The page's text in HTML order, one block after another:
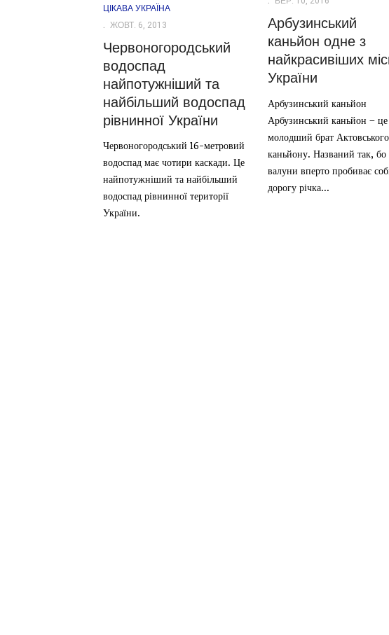
ЦІКАВА УКРАЇНА
ЖОВТ. 6, 2013
Червоногородський
водоспад
найпотужніший та
найбільший водоспад
рівнинної України
Червоногородський 16-метровий
водоспад має чотири каскади. Це
найпотужніший та найбільший
водоспад рівнинної території
України.
Арбузинський
каньйон одне з
найкрасивіших
України
Арбузинський каньйон
Арбузинський каньйон – це
молодший брат Актовського
каньйону. Названий так, бо
валуни вперто пробиває
дорогу річка...